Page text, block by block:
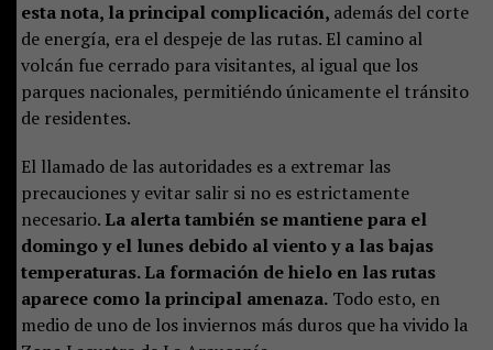
esta nota, la principal complicación, además del corte
de energía, era el despeje de las rutas. El camino al
volcán fue cerrado para visitantes, al igual que los
parques nacionales, permitiéndo únicamente el tránsito
de residentes.
El llamado de las autoridades es a extremar las
precauciones y evitar salir si no es estrictamente
necesario. La alerta también se mantiene para el
domingo y el lunes debido al viento y a las bajas
temperaturas. La formación de hielo en las rutas
aparece como la principal amenaza.Todo esto, en
medio de uno de los inviernos más duros que ha vivido la